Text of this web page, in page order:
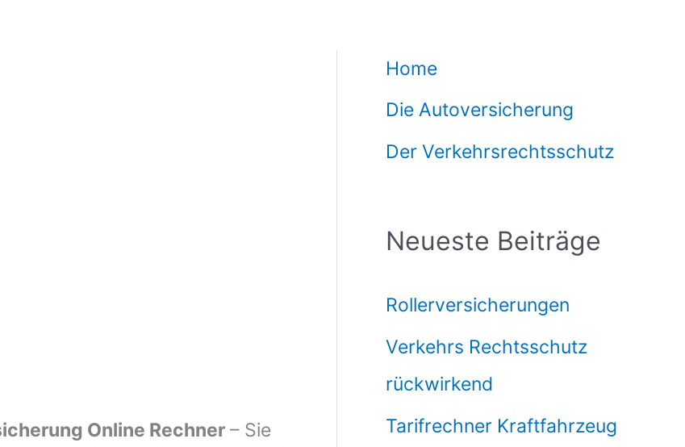
Online Rechner – Sie
Home
Die Autoversicherung
Der Verkehrsrechtsschutz
Neueste Beiträge
Rollerversicherungen
Verkehrs Rechtsschutz
rückwirkend
Tarifrechner Kraftfahrzeug